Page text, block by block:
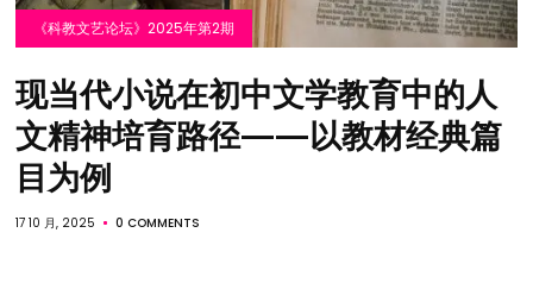
《科教文艺论坛》2025年第2期
现当代小说在初中文学教育中的人
文精神培育路径——以教材经典篇
目为例
17 10 月, 2025 0 COMMENTS